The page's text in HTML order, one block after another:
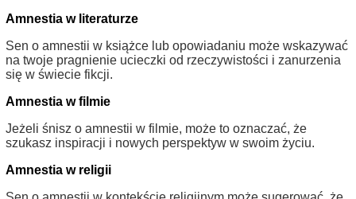
Amnestia w literaturze
Sen o amnestii w książce lub opowiadaniu może wskazywać
na twoje pragnienie ucieczki od rzeczywistości i zanurzenia
się w świecie fikcji.
Amnestia w filmie
Jeżeli śnisz o amnestii w filmie, może to oznaczać, że
szukasz inspiracji i nowych perspektyw w swoim życiu.
Amnestia w religii